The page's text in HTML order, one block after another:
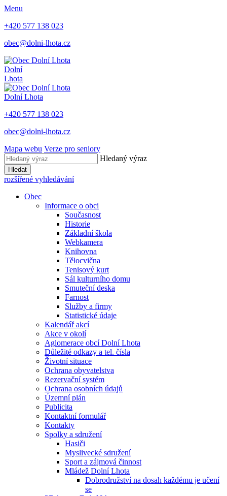
Menu
+420 577 138 023
obec@dolni-lhota.cz
Dolní
Lhota
Dolní Lhota
+420 577 138 023
obec@dolni-lhota.cz
Mapa webu Verze pro seniory
Hledaný výraz
Hledat
rozšířené vyhledávání
Obec
Informace o obci
Současnost
Historie
Základní škola
Webkamera
Knihovna
Tělocvična
Tenisový kurt
Sál kulturního domu
Smuteční deska
Farnost
Služby a firmy
Statistické údaje
Kalendář akcí
Akce v okolí
Aglomerace obcí Dolní Lhota
Důležité odkazy a tel. čísla
Životní situace
Ochrana obyvatelstva
Rezervační systém
Ochrana osobních údajů
Územní plán
Publicita
Kontaktní formulář
Kontakty
Spolky a sdružení
Hasiči
Myslivecké sdružení
Sport a zájmová činnost
Mládež Dolní Lhota
Dobrodružství na dosah každému je učení
se